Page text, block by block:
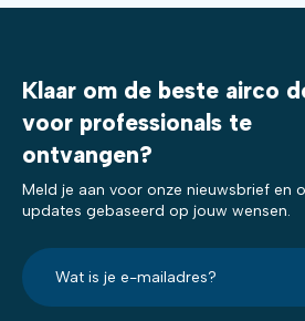
Klaar om de beste airco
voor professionals te
ontvangen?
Meld je aan voor onze nieuwsbrief en
updates gebaseerd op jouw wensen.
E-
mailadres?
*